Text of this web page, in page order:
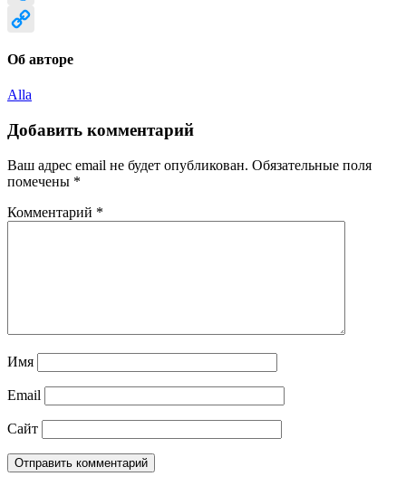
Tumblr
Об авторе
Alla
Добавить комментарий
Ваш адрес email не будет опубликован. Обязательные поля
помечены *
Комментарий *
Имя
Email
Сайт